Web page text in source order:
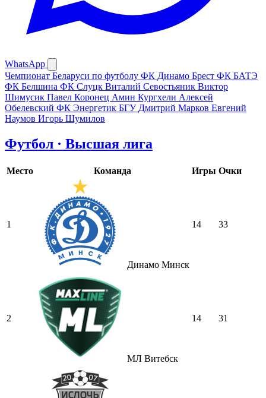
WhatsApp
Чемпионат Беларуси по футболу ФК Динамо Брест ФК БАТЭ
ФК Белшина ФК Слуцк Виталий Севостьяник Виктор
Шимусик Павел Коронец Амин Кургхели Алексей
Обелевский ФК Энергетик БГУ Дмитрий Марков Евгений
Наумов Игорь Шумилов
Футбол · Высшая лига
Место Команда Игры Очки
1
Динамо Минск
14 33
2
МЛ Витебск
14 31